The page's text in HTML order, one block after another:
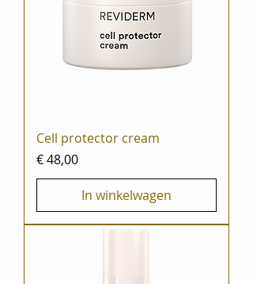
Cell protector cream
Prijs
€ 48,00
In winkelwagen